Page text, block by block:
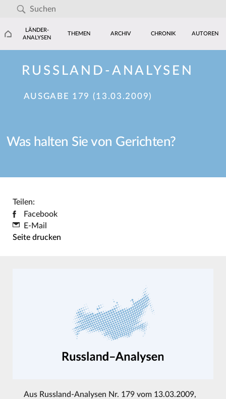
LÄNDER-
ANALYSEN
THEMEN ARCHIV CHRONIK AUTOREN
RUSSLAND-ANALYSEN
AUSGABE 179 (13.03.2009)
Was halten Sie von Gerichten?
Teilen:
Facebook
E-Mail
Seite drucken
Aus Russland-Analysen Nr. 179 vom 13.03.2009,